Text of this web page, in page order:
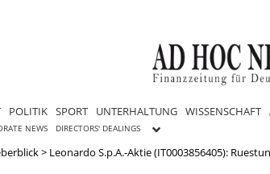
POLITIK SPORT UNTERHALTUNG WISSENSCHAFT
NEWS DIRECTORS' DEALINGS
> Leonardo S.p.A.-Aktie (IT0003856405):